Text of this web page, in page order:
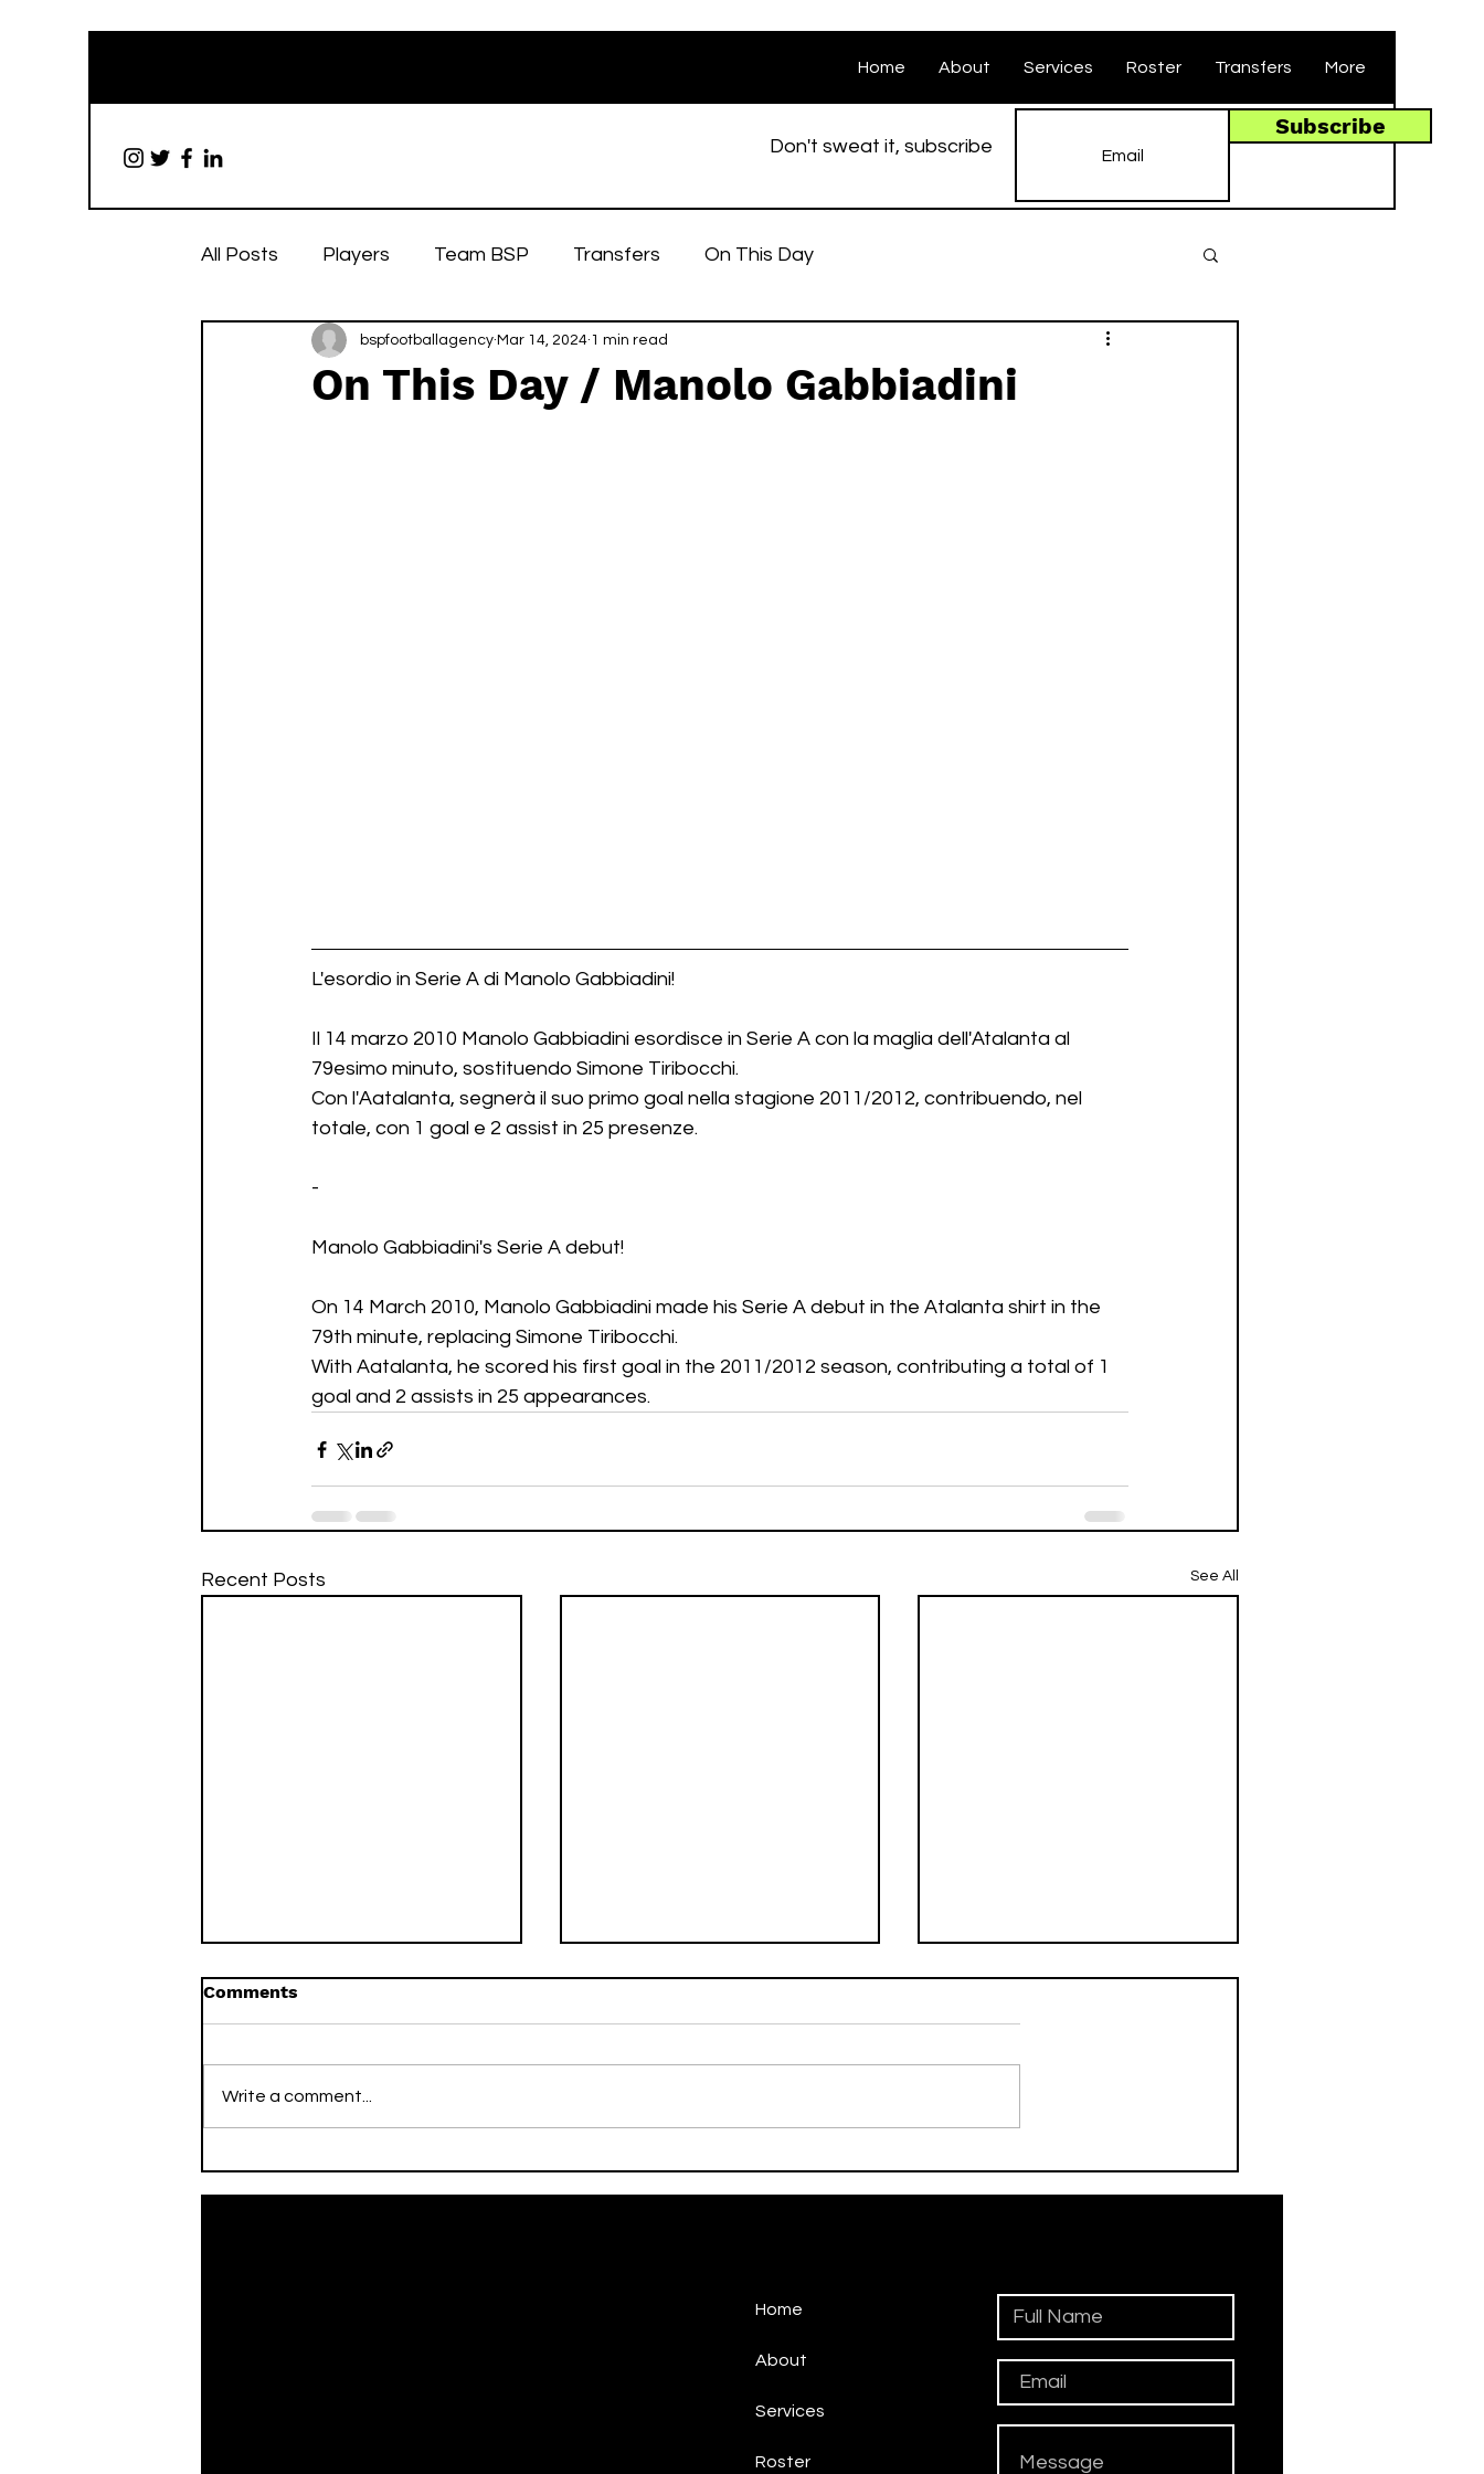
Home About Services Roster Transfers More
Don't sweat it, subscribe
Subscribe
All Posts Players Team BSP Transfers On This Day
On This Day / Manolo Gabbiadini
bspfootballagency Mar 14, 2024 1 min read
L'esordio in Serie A di Manolo Gabbiadini!
Il 14 marzo 2010 Manolo Gabbiadini esordisce in Serie A con la maglia dell'Atalanta al
79esimo minuto, sostituendo Simone Tiribocchi.
Con l'Aatalanta, segnerà il suo primo goal nella stagione 2011/2012, contribuendo, nel
totale, con 1 goal e 2 assist in 25 presenze.
-
Manolo Gabbiadini's Serie A debut!
On 14 March 2010, Manolo Gabbiadini made his Serie A debut in the Atalanta shirt in the
79th minute, replacing Simone Tiribocchi.
With Aatalanta, he scored his first goal in the 2011/2012 season, contributing a total of 1
goal and 2 assists in 25 appearances.
Recent Posts See All
Comments
Write a comment...
Home
About
Services
Roster